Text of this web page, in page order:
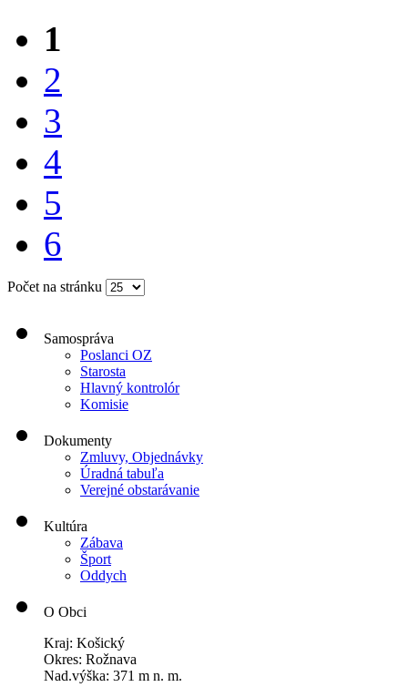
1
2
3
4
5
6
Počet na stránku
Samospráva
Poslanci OZ
Starosta
Hlavný kontrolór
Komisie
Dokumenty
Zmluvy, Objednávky
Úradná tabuľa
Verejné obstarávanie
Kultúra
Zábava
Šport
Oddych
O Obci
Kraj: Košický
Okres: Rožnava
Nad.výška: 371 m n. m.